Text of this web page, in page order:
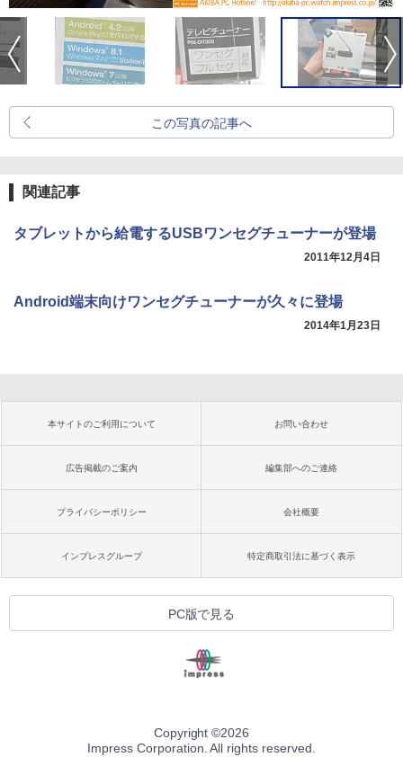
この写真の記事へ
関連記事
タブレットから給電するUSBワンセグチューナーが登場
2011年12月4日
Android端末向けワンセグチューナーが久々に登場
2014年1月23日
本サイトのご利用について お問い合わせ
広告掲載のご案内 編集部へのご連絡
プライバシーポリシー 会社概要
インプレスグループ 特定商取引法に基づく表示
PC版で見る
Copyright ©2026
Impress Corporation. All rights reserved.